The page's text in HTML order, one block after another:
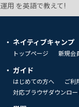
運用 を英語で教えて!
ネイティブキャンプ
トップページ 新規会
ガイド
はじめての方へ ご利
対応ブラウザダウンロー